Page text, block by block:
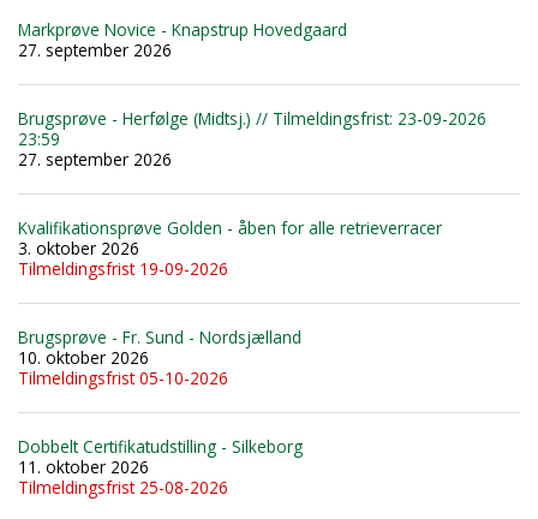
Markprøve Novice - Knapstrup Hovedgaard
27. september 2026
Brugsprøve - Herfølge (Midtsj.) // Tilmeldingsfrist: 23-09-2026
23:59
27. september 2026
Kvalifikationsprøve Golden - åben for alle retrieverracer
3. oktober 2026
Tilmeldingsfrist 19-09-2026
Brugsprøve - Fr. Sund - Nordsjælland
10. oktober 2026
Tilmeldingsfrist 05-10-2026
Dobbelt Certifikatudstilling - Silkeborg
11. oktober 2026
Tilmeldingsfrist 25-08-2026